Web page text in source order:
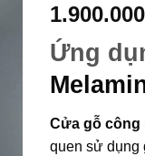
1.900.000
Ứng
Cửa gỗ công
quen sử dụng